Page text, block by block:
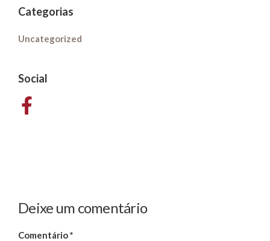
Categorias
Uncategorized
Social
Deixe um comentário
Comentário*